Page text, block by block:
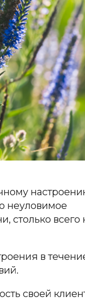
неуловимое
столько
в
своей